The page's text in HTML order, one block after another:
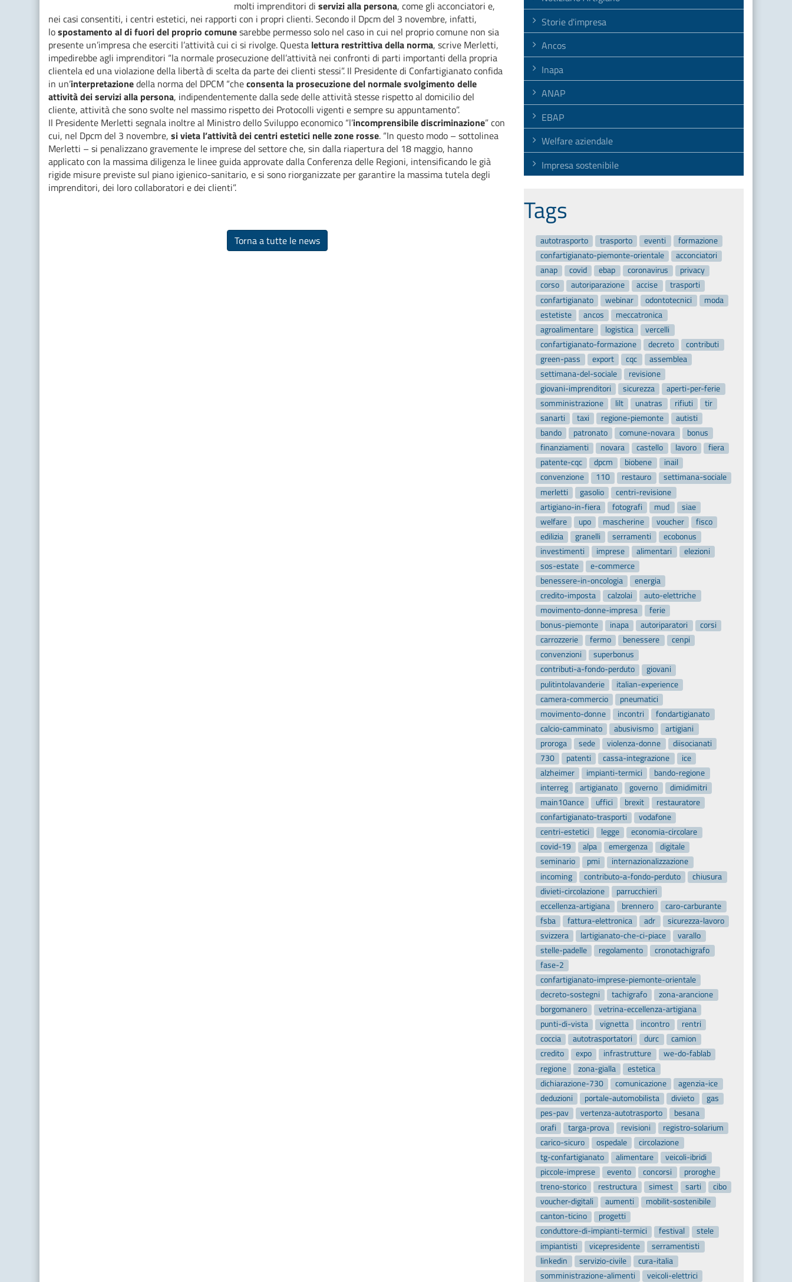
molti imprenditori diservizi alla persona, come gli acconciatori e,
nei casi consentiti, i centri estetici, nei rapporti con i propri clienti. Secondo il Dpcm del 3 novembre, infatti,
lospostamento al di fuori del proprio comunesarebbe permesso solo nel caso in cui nel proprio comune non sia
presente un’impresa che eserciti l’attività cui ci si rivolge. Questa lettura restrittiva della norma, scrive Merletti,
impedirebbe agli imprenditori “la normale prosecuzione dell’attività nei confronti di parti importanti della propria
clientela ed una violazione della libertà di scelta da parte dei clienti stessi”. Il Presidente di Confartigianato confida
in un’interpretazionedella norma del DPCM “checonsenta la prosecuzione del normale svolgimento delle
attività dei servizi alla persona, indipendentemente dalla sede delle attività stesse rispetto al domicilio del
cliente, attività che sono svolte nel massimo rispetto dei Protocolli vigenti e sempre su appuntamento”.
Il Presidente Merletti segnala inoltre al Ministro dello Sviluppo economico “l’incomprensibile discriminazione” con
cui, nel Dpcm del 3 novembre,si vieta l’attività dei centri estetici nelle zone rosse. “In questo modo – sottolinea
Merletti – si penalizzano gravemente le imprese del settore che, sin dalla riapertura del 18 maggio, hanno
applicato con la massima diligenza le linee guida approvate dalla Conferenza delle Regioni, intensificando le già
rigide misure previste sul piano igienico-sanitario, e si sono riorganizzate per garantire la massima tutela degli
imprenditori, dei loro collaboratori e dei clienti”.
Torna a tutte le news
Storie d'impresa
Ancos
Inapa
ANAP
EBAP
Welfare aziendale
Impresa sostenibile
Tags
autotrasporto trasporto eventi
formazione
confartigianato-piemonte-orientale
acconciatori
anap
covid ebap coronavirus
privacy
corso
autoriparazione accise
trasporti
confartigianato
webinar odontotecnici
moda
estetiste
ancos
meccatronica
agroalimentare
logistica
vercelli
confartigianato-formazione
decreto
contributi
green-pass
export cqc
assemblea
settimana-del-sociale
revisione
giovani-imprenditori
sicurezza
aperti-per-ferie
somministrazione
lilt unatras rifiuti
tir
sanarti
taxi regione-piemonte
autisti
bando
patronato comune-novara
bonus
finanziamenti
novara castello lavoro
fiera
patente-cqc
dpcm biobene
inail
convenzione
110 restauro
settimana-sociale
merletti
gasolio
centri-revisione
artigiano-in-fiera
fotografi mud
siae
welfare
upo mascherine voucher
fisco
edilizia
granelli serramenti
ecobonus
investimenti
imprese alimentari
elezioni
sos-estate
e-commerce
benessere-in-oncologia
energia
credito-imposta
calzolai
auto-elettriche
movimento-donne-impresa
ferie
bonus-piemonte
inapa autoriparatori
corsi
carrozzerie
fermo benessere
cenpi
convenzioni
superbonus
contributi-a-fondo-perduto
giovani
pulitintolavanderie
italian-experience
camera-commercio
pneumatici
movimento-donne
incontri
fondartigianato
calcio-camminato
abusivismo
artigiani
proroga
sede violenza-donne
diisocianati
730
patenti cassa-integrazione
ice
alzheimer
impianti-termici
bando-regione
interreg
artigianato governo
dimidimitri
main10ance
uffici brexit
restauratore
confartigianato-trasporti
vodafone
centri-estetici
legge
economia-circolare
covid-19
alpa emergenza
digitale
seminario
pmi
internazionalizzazione
incoming
contributo-a-fondo-perduto
chiusura
divieti-circolazione
parrucchieri
eccellenza-artigiana
brennero
caro-carburante
fsba
fattura-elettronica adr
sicurezza-lavoro
svizzera
lartigianato-che-ci-piace
varallo
stelle-padelle
regolamento
cronotachigrafo
fase-2
confartigianato-imprese-piemonte-orientale
decreto-sostegni
tachigrafo
zona-arancione
borgomanero
vetrina-eccellenza-artigiana
punti-di-vista
vignetta incontro
rentri
coccia
autotrasportatori durc
camion
credito
expo infrastrutture
we-do-fablab
regione
zona-gialla
estetica
dichiarazione-730
comunicazione
agenzia-ice
deduzioni
portale-automobilista divieto
gas
pes-pav
vertenza-autotrasporto
besana
orafi
targa-prova revisioni
registro-solarium
carico-sicuro
ospedale
circolazione
tg-confartigianato
alimentare
veicoli-ibridi
piccole-imprese
evento concorsi
proroghe
treno-storico
restructura simest sarti
cibo
voucher-digitali
aumenti
mobilit-sostenibile
canton-ticino
progetti
conduttore-di-impianti-termici
festival
stele
impiantisti
vicepresidente
serramentisti
linkedin
servizio-civile
cura-italia
somministrazione-alimenti
veicoli-elettrici